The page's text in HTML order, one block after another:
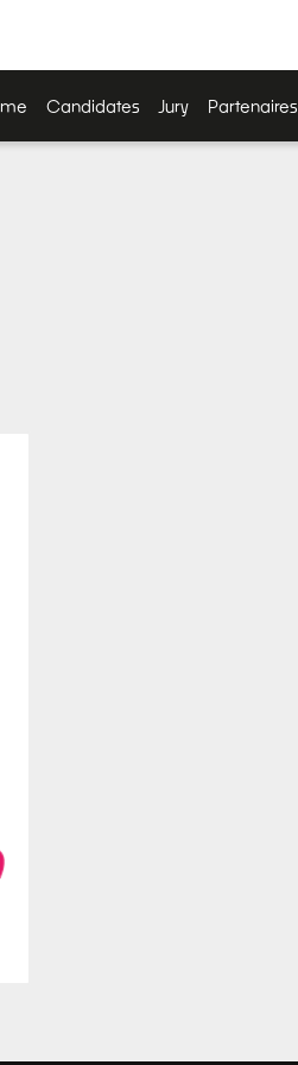
Candidates Jury Partenaires